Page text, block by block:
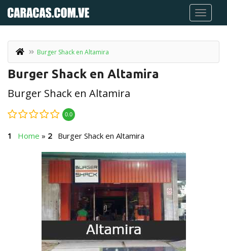
Burger Shack en Altamira
Burger Shack en Altamira
Burger Shack en Altamira
0.0
Home » Burger Shack en Altamira